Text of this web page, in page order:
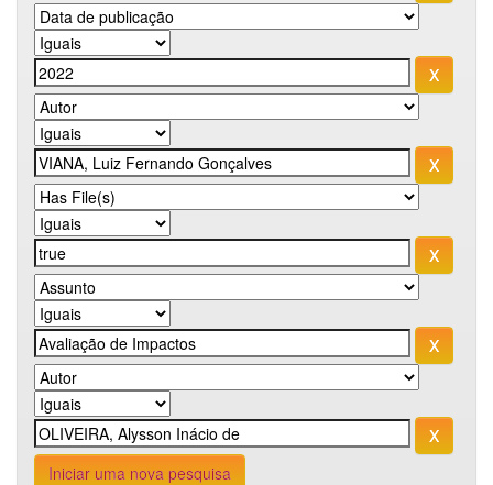
Iniciar uma nova pesquisa